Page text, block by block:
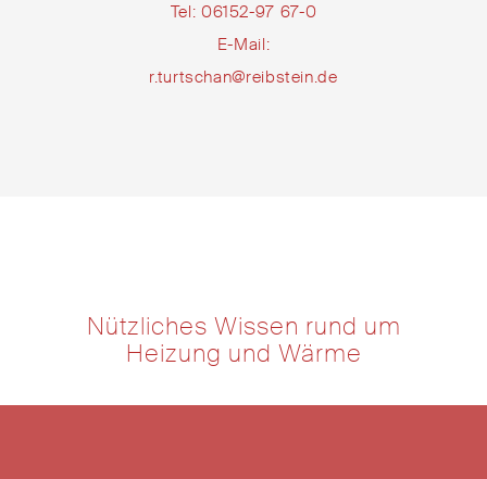
Tel: 06152-97 67-0
E-Mail:
r.turtschan@reibstein.de
Nützliches Wissen rund um
Heizung und Wärme